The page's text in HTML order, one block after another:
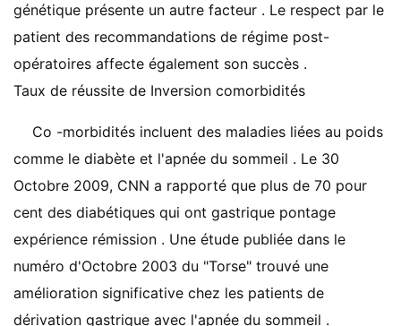
génétique présente un autre facteur . Le respect par le
patient des recommandations de régime post-
opératoires affecte également son succès .
Taux de réussite de Inversion comorbidités
Co -morbidités incluent des maladies liées au poids
comme le diabète et l'apnée du sommeil . Le 30
Octobre 2009, CNN a rapporté que plus de 70 pour
cent des diabétiques qui ont gastrique pontage
expérience rémission . Une étude publiée dans le
numéro d'Octobre 2003 du "Torse" trouvé une
amélioration significative chez les patients de
dérivation gastrique avec l'apnée du sommeil .